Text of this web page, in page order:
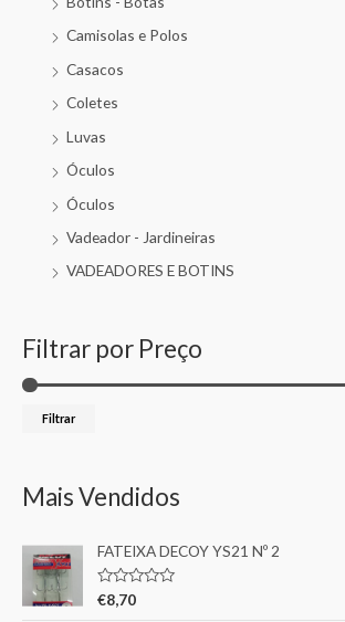
Camisolas e Polos
Casacos
Coletes
Luvas
Óculos
Óculos
Vadeador - Jardineiras
VADEADORES E BOTINS
Filtrar por Preço
Filtrar
Mais Vendidos
FATEIXA DECOY YS21 Nº 2
A
€8,70